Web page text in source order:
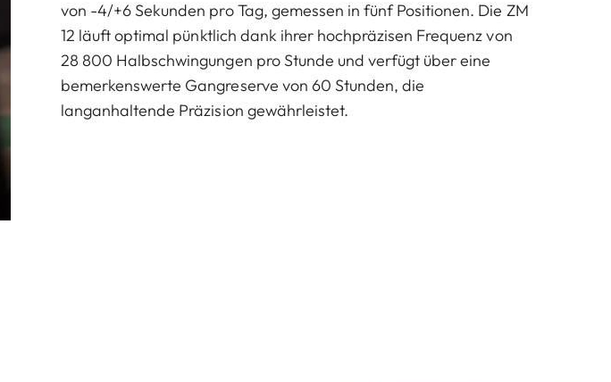
von -4/+6 Sekunden pro Tag, gemessen in fünf Positionen. Die ZM
12 läuft optimal pünktlich dank ihrer hochpräzisen Frequenz von
28 800 Halbschwingungen pro Stunde und verfügt über eine
bemerkenswerte Gangreserve von 60 Stunden, die
langanhaltende Präzision gewährleistet.